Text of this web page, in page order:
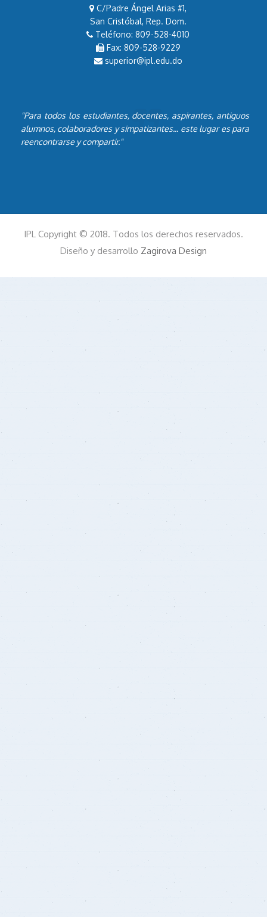
C/Padre Ángel Arias #1,
San Cristóbal, Rep. Dom.
Teléfono: 809-528-4010
Fax: 809-528-9229
superior@ipl.edu.do
"Para todos los estudiantes, docentes, aspirantes, antiguos
alumnos, colaboradores y simpatizantes... este lugar es para
reencontrarse y compartir."
IPL Copyright © 2018. Todos los derechos reservados.
Diseño y desarrollo Zagirova Design